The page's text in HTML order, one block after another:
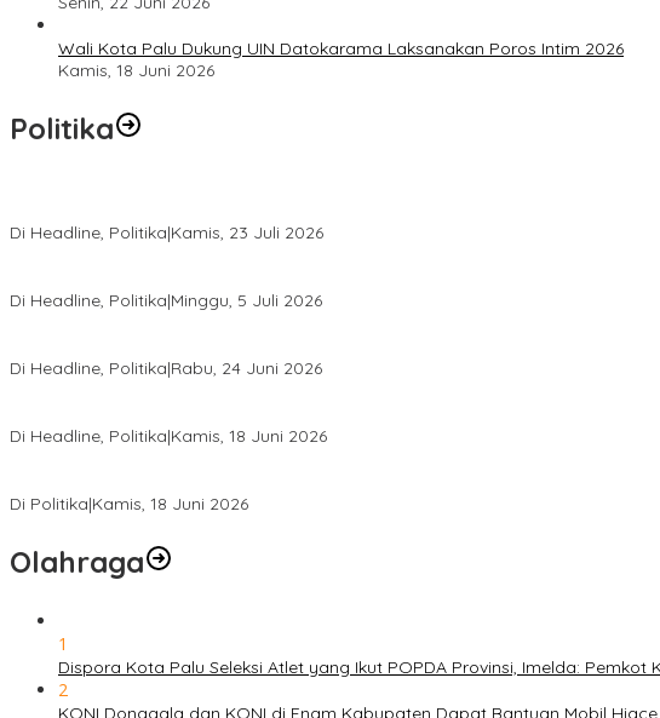
Wali Kota Palu Dukung UIN Datokarama Laksanakan Poros Intim 2026
Kamis, 18 Juni 2026
Politika
Di Headline, Politika|Kamis, 23 Juli 2026
Di Headline, Politika|Minggu, 5 Juli 2026
Di Headline, Politika|Rabu, 24 Juni 2026
Di Headline, Politika|Kamis, 18 Juni 2026
Di Politika|Kamis, 18 Juni 2026
Olahraga
1
Dispora Kota Palu Seleksi Atlet yang Ikut POPDA Provinsi, Imelda:
2
KONI Donggala dan KONI di Enam Kabupaten Dapat Bantuan Mobil